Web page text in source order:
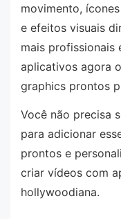
movimento,
e efeitos visuais
mais profissionais
aplicativos agora
graphics prontos
Você não precisa
para adicionar
prontos e
criar vídeos com
hollywoodiana.